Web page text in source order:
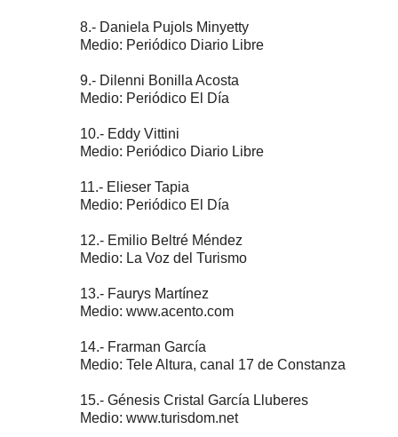
8.- Daniela Pujols Minyetty
Medio: Periódico Diario Libre
9.- Dilenni Bonilla Acosta
Medio: Periódico El Día
10.- Eddy Vittini
Medio: Periódico Diario Libre
11.- Elieser Tapia
Medio: Periódico El Día
12.- Emilio Beltré Méndez
Medio: La Voz del Turismo
13.- Faurys Martínez
Medio: www.acento.com
14.- Frarman García
Medio: Tele Altura, canal 17 de Constanza
15.- Génesis Cristal García Lluberes
Medio: www.turisdom.net